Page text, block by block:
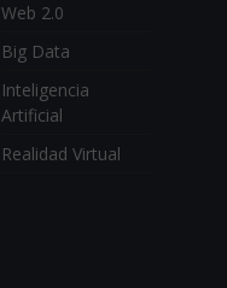
Web 2.0
Big Data
Inteligencia
Artificial
Realidad Virtual